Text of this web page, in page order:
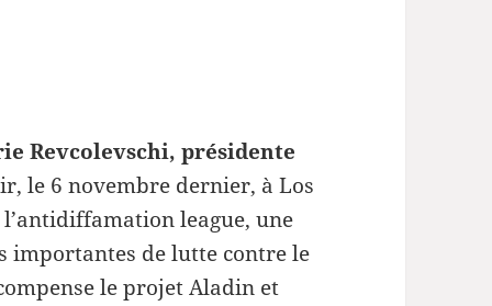
Revcolevschi, présidente
le 6 novembre dernier, à Los
league, une
importantes de lutte contre le
le projet Aladin et